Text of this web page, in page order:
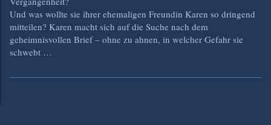
Und was wollte sie ihrer ehemaligen Freundin Karen so dringend
mitteilen? Karen macht sich auf die Suche nach dem
geheimnisvollen Brief – ohne zu ahnen, in welcher Gefahr sie
schwebt …